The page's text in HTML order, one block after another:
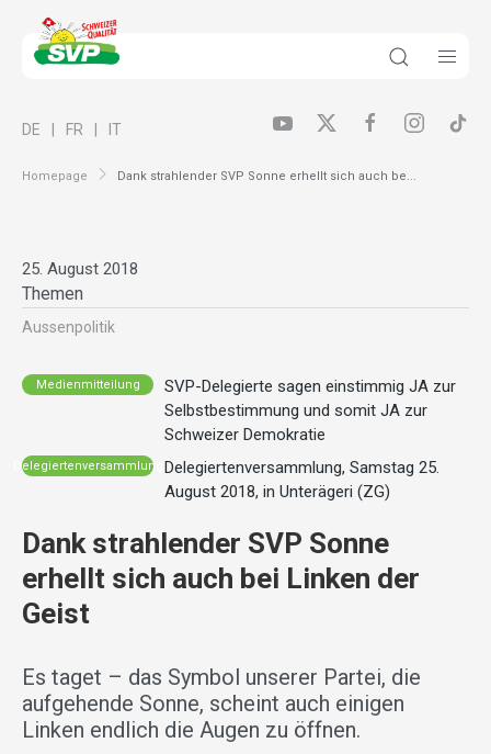
Homepage Dank strahlender SVP Sonne erhellt sich auch be...
DE FR IT
25. August 2018
Themen
Aussenpolitik
Medienmitteilung
SVP-Delegierte sagen einstimmig JA zur
Selbstbestimmung und somit JA zur
Schweizer Demokratie
Delegiertenversammlung
Delegiertenversammlung, Samstag 25.
August 2018, in Unterägeri (ZG)
Dank strahlender SVP Sonne
erhellt sich auch bei Linken der
Geist
Es taget – das Symbol unserer Partei, die
aufgehende Sonne, scheint auch einigen
Linken endlich die Augen zu öffnen.